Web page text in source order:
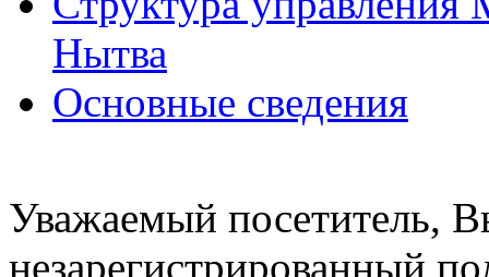
Нытва
Основные сведения
Уважаемый посетитель,
незарегистрированный